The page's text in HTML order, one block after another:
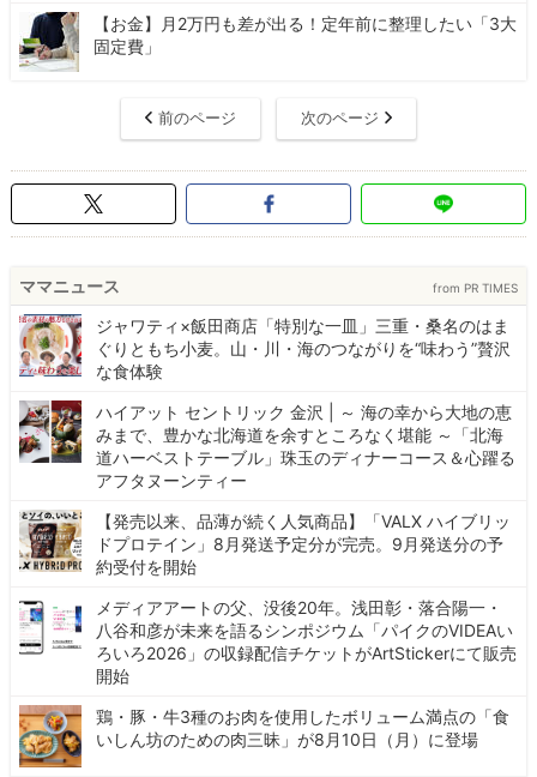
【お金】月2万円も差が出る！定年前に整理したい「3大
固定費」
前のページ 次のページ
ママニュース from PR TIMES
ジャワティ×飯田商店「特別な一皿」三重・桑名のはま
ぐりともち小麦。山・川・海のつながりを“味わう”贅沢
な食体験
ハイアット セントリック 金沢 | ～ 海の幸から大地の恵
みまで、豊かな北海道を余すところなく堪能 ～「北海
道ハーベストテーブル」珠玉のディナーコース＆心躍る
アフタヌーンティー
【発売以来、品薄が続く人気商品】「VALX ハイブリッ
ドプロテイン」8月発送予定分が完売。9月発送分の予
約受付を開始
メディアアートの父、没後20年。浅田彰・落合陽一・
八谷和彦が未来を語るシンポジウム「パイクのVIDEAい
ろいろ2026」の収録配信チケットがArtStickerにて販売
開始
鶏・豚・牛3種のお肉を使用したボリューム満点の「食
いしん坊のための肉三昧」が8月10日（月）に登場